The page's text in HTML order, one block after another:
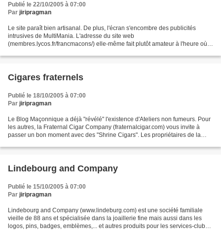
Publié le 22/10/2005 à 07:00
Par jiripragman
Le site paraît bien artisanal. De plus, l'écran s'encombre des publicités
intrusives de MultiMania. L'adresse du site web
(membres.lycos.fr/francmacons/) elle-même fait plutôt amateur à l'heure où
Cigares fraternels
Publié le 18/10/2005 à 07:00
Par jiripragman
Le Blog Maçonnique a déjà "révélé" l'existence d'Ateliers non fumeurs. Pour
les autres, la Fraternal Cigar Company (fraternalcigar.com) vous invite à
passer un bon moment avec des "Shrine Cigars". Les propriétaires de la
Lindebourg and Company
Publié le 15/10/2005 à 07:00
Par jiripragman
Lindebourg and Company (www.lindeburg.com) est une société familiale
vieille de 88 ans et spécialisée dans la joaillerie fine mais aussi dans les
logos, pins, badges, emblèmes,... et autres produits pour les services-clubs